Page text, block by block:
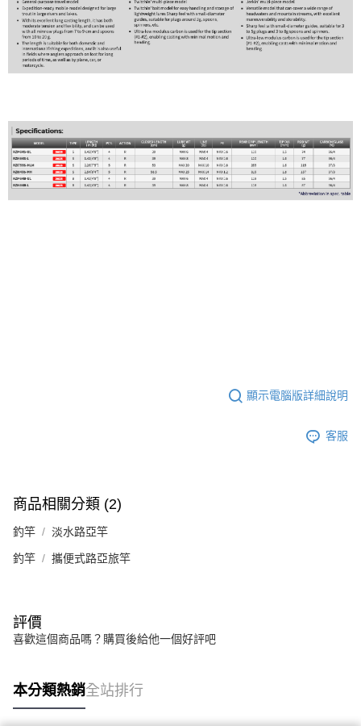
顯示電腦版詳細說明
客服
商品相關分類 (2)
釣竿 淡水路亞竿
釣竿 攜便式路亞旅竿
評價
喜歡這個商品嗎？購買後給他一個好評吧
本分類熱銷全站排行